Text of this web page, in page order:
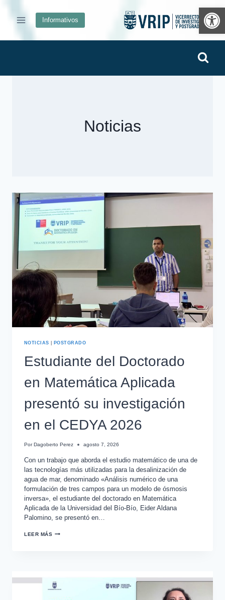
Informativos
Noticias
NOTICIAS POSTGRADO
Estudiante del Doctorado
en Matemática Aplicada
presentó su investigación
en el CEDYA 2026
Por Dagoberto Perez agosto 7, 2026
Con un trabajo que aborda el estudio matemático de una de
las tecnologías más utilizadas para la desalinización de
agua de mar, denominado «Análisis numérico de una
formulación de tres campos para un modelo de ósmosis
inversa», el estudiante del doctorado en Matemática
Aplicada de la Universidad del Bío-Bío, Eider Aldana
Palomino, se presentó en…
LEER MÁS